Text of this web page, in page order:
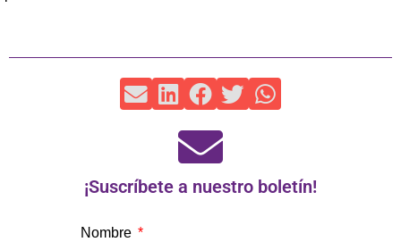
¡Suscríbete a nuestro boletín!
Nombre